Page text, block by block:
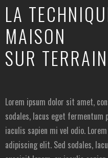
LA
MAISON
SUR
Lorem ipsum dolor sit amet,
sodales, lacus eget
iaculis sapien mi vel odio.
adipiscing elit. Sed sodales,